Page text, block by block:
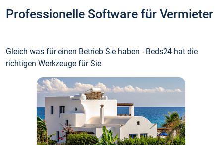
Professionelle Software für Vermieter
Gleich was für einen Betrieb Sie haben - Beds24 hat die
richtigen Werkzeuge für Sie